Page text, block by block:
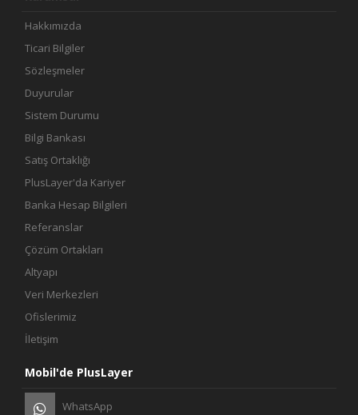
Hakkımızda
Ticari Bilgiler
Sözleşmeler
Duyurular
Sistem Durumu
Bilgi Bankası
Satış Ortaklığı
PlusLayer'da Kariyer
Banka Hesap Bilgileri
Referanslar
Çözüm Ortakları
Altyapı
Veri Merkezleri
Ofislerimiz
İletişim
Mobil'de PlusLayer
WhatsApp